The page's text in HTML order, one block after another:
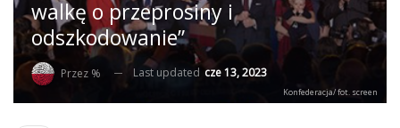
walkę o przeprosiny i
odszkodowanie”
Przez % Last updated cze 13, 2023
Konfederacja/ fot. screen